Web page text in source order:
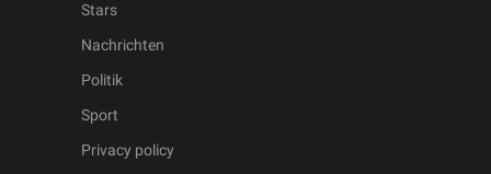
Stars
Nachrichten
Politik
Sport
Privacy policy